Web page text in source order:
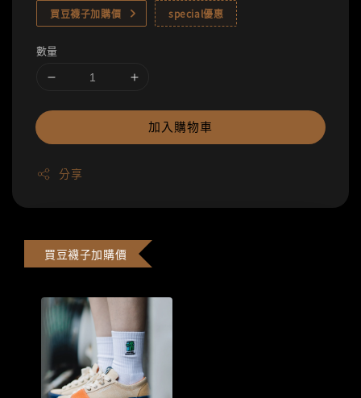
買豆襪子加購價 special優惠
數量
加入購物車
分享
買豆襪子加購價